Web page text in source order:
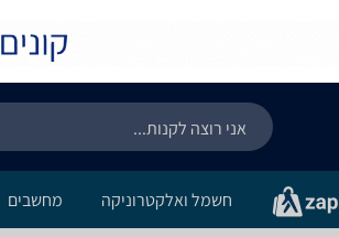
חשמל ואלקטרוניקה מחשבים